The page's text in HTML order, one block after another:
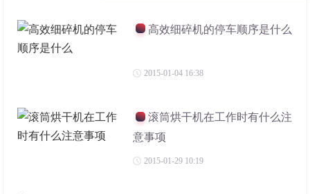
高效细碎机的停车顺序是什么
2015-01-04 16:38
滚筒烘干机在工作时有什么注
意事项
2015-01-29 10:19